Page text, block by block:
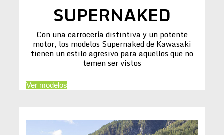
SUPERNAKED
Con una carrocería distintiva y un potente
motor, los modelos Supernaked de Kawasaki
tienen un estilo agresivo para aquellos que no
temen ser vistos
Ver modelos